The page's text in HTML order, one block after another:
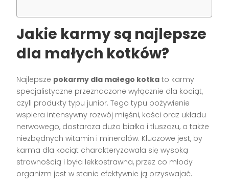
Jakie karmy są najlepsze
dla małych kotków?
Najlepsze pokarmy dla małego kotka to karmy
specjalistyczne przeznaczone wyłącznie dla kociąt,
czyli produkty typu junior. Tego typu pożywienie
wspiera intensywny rozwój mięśni, kości oraz układu
nerwowego, dostarcza dużo białka i tłuszczu, a także
niezbędnych witamin i minerałów. Kluczowe jest, by
karma dla kociąt charakteryzowała się wysoką
strawnością i była lekkostrawna, przez co młody
organizm jest w stanie efektywnie ją przyswajać.